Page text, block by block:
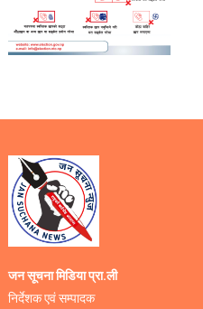
जन सूचना मिडिया प्रा.ली
निर्देशक एवं सम्पादक